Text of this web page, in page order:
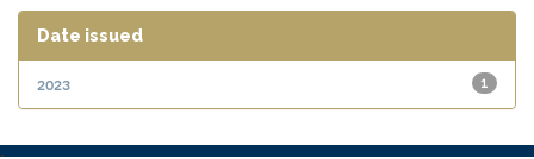
Date issued
1
2023